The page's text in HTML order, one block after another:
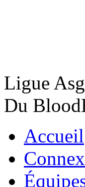
Ligue
Du
Accueil